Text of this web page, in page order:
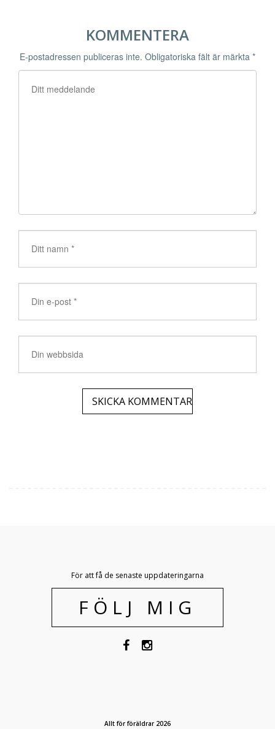
KOMMENTERA
E-postadressen publiceras inte. Obligatoriska fält är märkta *
För att få de senaste uppdateringarna
FÖLJ MIG
Allt för föräldrar 2026